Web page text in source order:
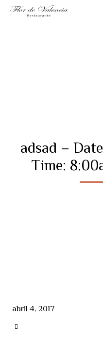
adsad –
Time:
abril 4, 2017
